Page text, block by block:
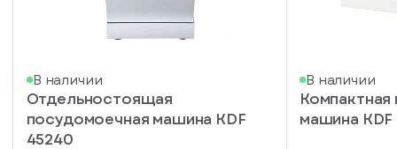
В наличии
Отдельностоящая
посудомоечная машина KDF
45240
В наличии
машина